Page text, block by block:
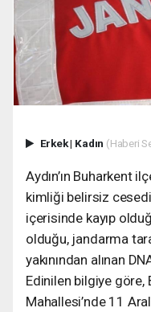
Erkek| Kadın (Haberi
Aydın’ın Buharkent
kimliği belirsiz
içerisinde kayıp
olduğu, jandarma
yakınından alınan
Edinilen bilgiye göre,
Mahallesi’nde 11